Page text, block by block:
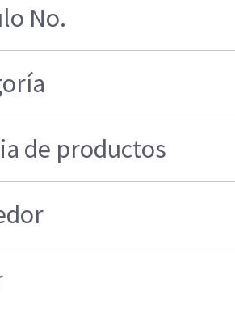
No.
de productos